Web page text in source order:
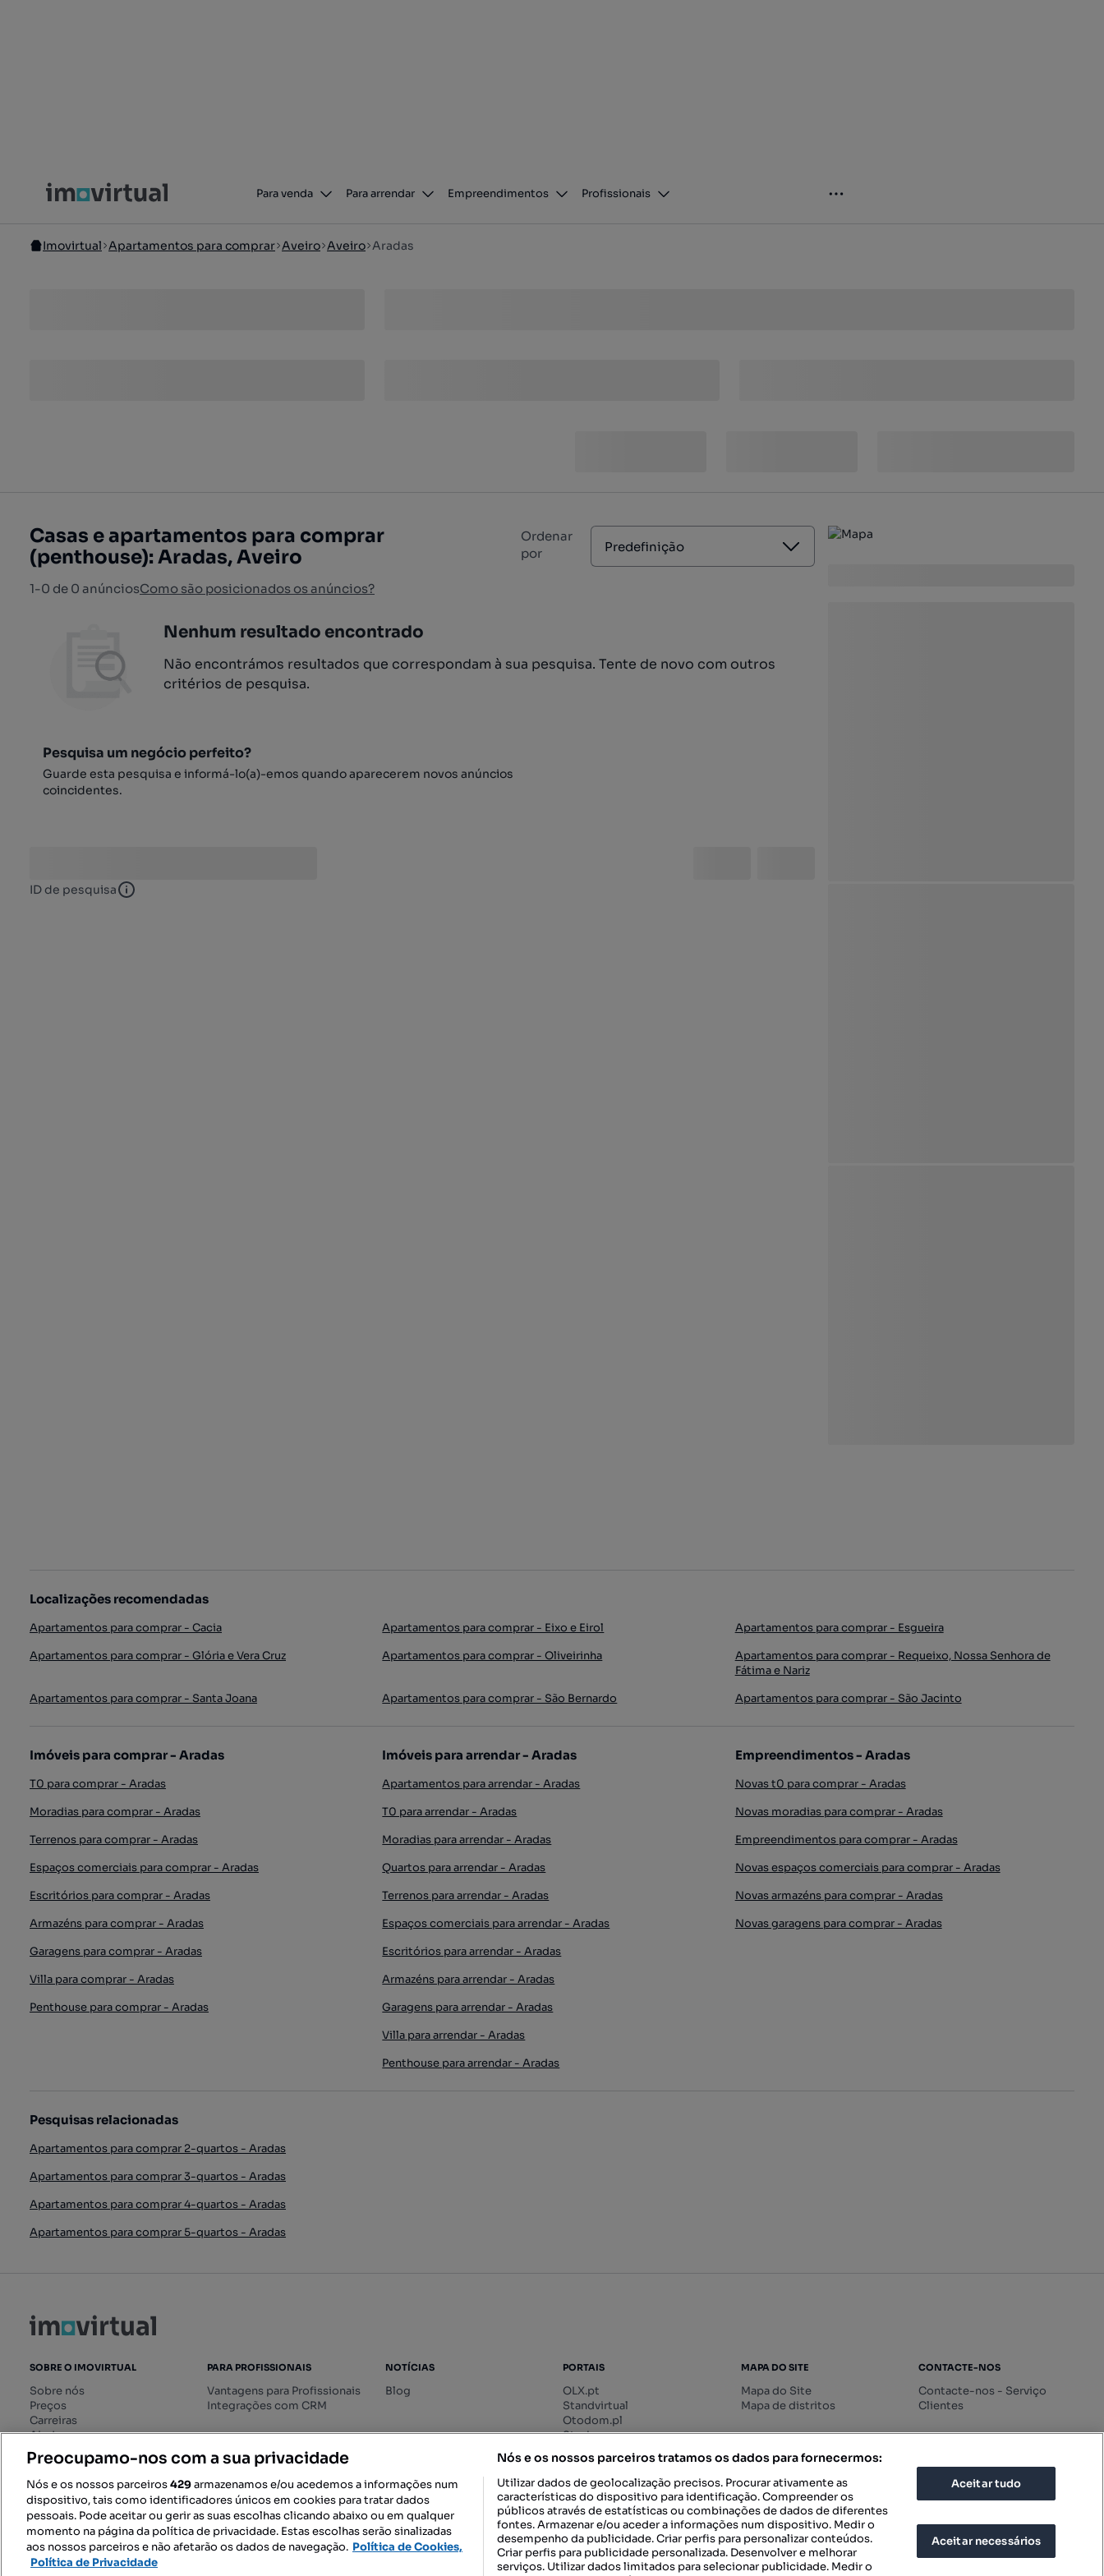
Para venda Para arrendar Empreendimentos Profissionais
Imovirtual Apartamentos para comprar Aveiro Aveiro Aradas
Casas e apartamentos para comprar
(penthouse): Aradas, Aveiro
1-0 de 0 anúnciosComo são posicionados os anúncios?
Ordenar
por
Predefinição
Nenhum resultado encontrado
Não encontrámos resultados que correspondam à sua pesquisa. Tente de novo com outros
critérios de pesquisa.
Pesquisa um negócio perfeito?
Guarde esta pesquisa e informá-lo(a)-emos quando aparecerem novos anúncios
coincidentes.
ID de pesquisa ID de pesquisa
Localizações recomendadas
Apartamentos para comprar - Cacia Apartamentos para comprar - Eixo e Eirol
Apartamentos para comprar - Esgueira
Apartamentos para comprar - Glória e Vera Cruz
Apartamentos para comprar - Oliveirinha
Apartamentos para comprar - Requeixo, Nossa Senhora de
Fátima e Nariz
Apartamentos para comprar - Santa Joana
Apartamentos para comprar - São Bernardo Apartamentos para comprar - São Jacinto
Imóveis para comprar - Aradas
T0 para comprar - Aradas
Moradias para comprar - Aradas
Terrenos para comprar - Aradas
Espaços comerciais para comprar - Aradas
Escritórios para comprar - Aradas
Armazéns para comprar - Aradas
Garagens para comprar - Aradas
Villa para comprar - Aradas
Penthouse para comprar - Aradas
Imóveis para arrendar - Aradas
Apartamentos para arrendar - Aradas
T0 para arrendar - Aradas
Moradias para arrendar - Aradas
Quartos para arrendar - Aradas
Terrenos para arrendar - Aradas
Espaços comerciais para arrendar - Aradas
Escritórios para arrendar - Aradas
Armazéns para arrendar - Aradas
Garagens para arrendar - Aradas
Villa para arrendar - Aradas
Penthouse para arrendar - Aradas
Empreendimentos - Aradas
Novas t0 para comprar - Aradas
Novas moradias para comprar - Aradas
Empreendimentos para comprar - Aradas
Novas espaços comerciais para comprar - Aradas
Novas armazéns para comprar - Aradas
Novas garagens para comprar - Aradas
Pesquisas relacionadas
Apartamentos para comprar 2-quartos - Aradas
Apartamentos para comprar 3-quartos - Aradas
Apartamentos para comprar 4-quartos - Aradas
Apartamentos para comprar 5-quartos - Aradas
SOBRE O IMOVIRTUAL
Sobre nós
Preços
Carreiras
Ajuda
Livro de Reclamações online
Regulamento dos Serviços
Digitais
PARA PROFISSIONAIS
Vantagens para Profissionais
Integrações com CRM
NOTÍCIAS
Blog
PORTAIS
OLX.pt
Standvirtual
Otodom.pl
Storia.ro
MAPA DO SITE
Mapa do Site
Mapa de distritos
CONTACTE-NOS
Contacte-nos - Serviço
Clientes
SIGA-NOS: DESCARREGAR NA:
Preocupamo-nos com a sua privacidade
Nós e os nossos parceiros429armazenamos e/ou acedemos a informações num
dispositivo, tais como identificadores únicos em cookies para tratar dados
pessoais. Pode aceitar ou gerir as suas escolhas clicando abaixo ou em qualquer
momento na página da política de privacidade. Estas escolhas serão sinalizadas
aos nossos parceiros e não afetarão os dados de navegação. Política de Cookies,
Política de Privacidade
Nós e os nossos parceiros tratamos os dados para fornecermos:
Utilizar dados de geolocalização precisos. Procurar ativamente as
características do dispositivo para identificação. Compreender os
públicos através de estatísticas ou combinações de dados de diferentes
fontes. Armazenar e/ou aceder a informações num dispositivo. Medir o
desempenho da publicidade. Criar perfis para personalizar conteúdos.
Criar perfis para publicidade personalizada. Desenvolver e melhorar
serviços. Utilizar dados limitados para selecionar publicidade. Medir o
Aceitar tudo
Aceitar necessários